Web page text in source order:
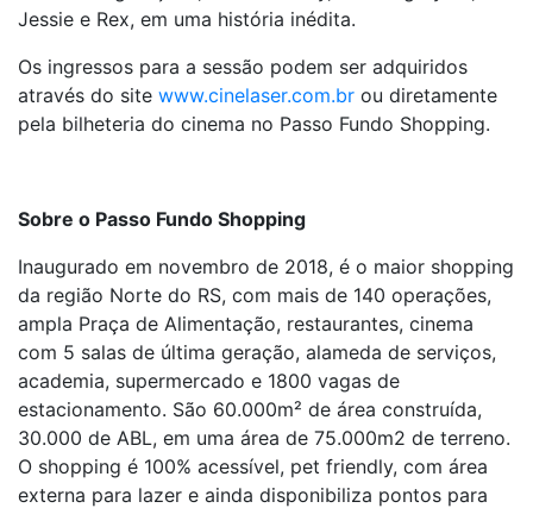
Jessie e Rex, em uma história inédita.
Os ingressos para a sessão podem ser adquiridos
através do site www.cinelaser.com.br ou diretamente
pela bilheteria do cinema no Passo Fundo Shopping.
Sobre o Passo Fundo Shopping
Inaugurado em novembro de 2018, é o maior shopping
da região Norte do RS, com mais de 140 operações,
ampla Praça de Alimentação, restaurantes, cinema
com 5 salas de última geração, alameda de serviços,
academia, supermercado e 1800 vagas de
estacionamento. São 60.000m² de área construída,
30.000 de ABL, em uma área de 75.000m2 de terreno.
O shopping é 100% acessível, pet friendly, com área
externa para lazer e ainda disponibiliza pontos para